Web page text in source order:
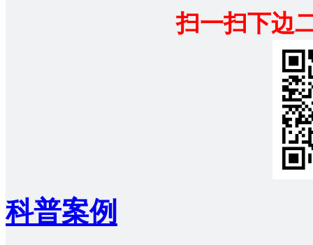
扫一扫下边
科普案例